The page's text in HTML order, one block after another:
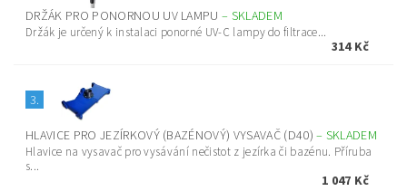
DRŽÁK PRO PONORNOU UV LAMPU– SKLADEM
Držák je určený k instalaci ponorné UV-C lampy do filtrace...
314 Kč
3.
HLAVICE PRO JEZÍRKOVÝ (BAZÉNOVÝ) VYSAVAČ (D40)– SKLADEM
Hlavice na vysavač pro vysávání nečistot z jezírka či bazénu. Příruba
s...
1 047 Kč